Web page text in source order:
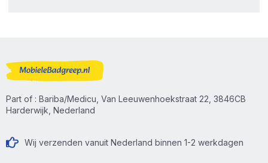
Part of : Bariba/Medicu, Van Leeuwenhoekstraat 22, 3846CB
Harderwijk, Nederland
Wij verzenden vanuit Nederland binnen 1-2 werkdagen